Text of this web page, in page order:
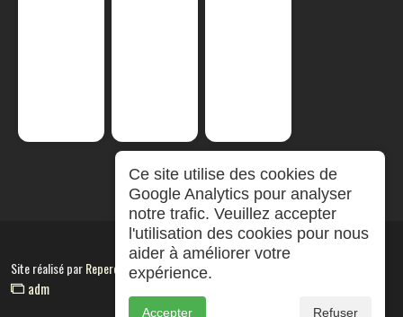
Site réalisé parRepereCom
adm
Ce site utilise des cookies de
Google Analytics pour analyser
notre trafic. Veuillez accepter
l'utilisation des cookies pour nous
aider à améliorer votre
expérience.
Accepter Refuser